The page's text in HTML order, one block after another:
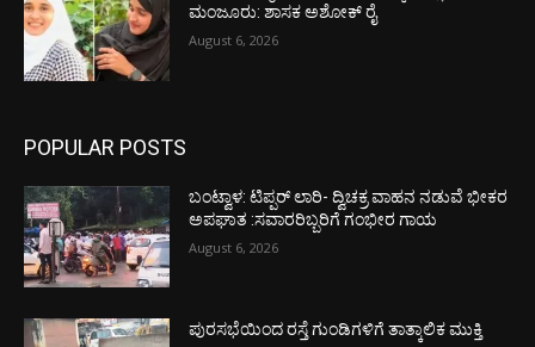
ಮಂಜೂರು: ಶಾಸಕ ಅಶೋಕ್ ರೈ
August 6, 2026
POPULAR POSTS
ಬಂಟ್ವಾಳ: ಟಿಪ್ಪರ್ ಲಾರಿ- ದ್ವಿಚಕ್ರ ವಾಹನ ನಡುವೆ ಭೀಕರ
ಅಪಘಾತ :ಸವಾರರಿಬ್ಬರಿಗೆ ಗಂಭೀರ ಗಾಯ
August 6, 2026
ಪುರಸಭೆಯಿಂದ ರಸ್ತೆ ಗುಂಡಿಗಳಿಗೆ ತಾತ್ಕಾಲಿಕ ಮುಕ್ತಿ